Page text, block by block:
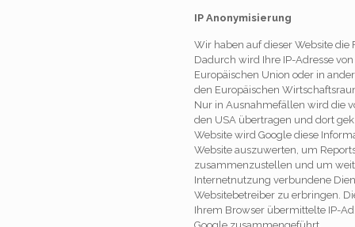
IP Anonymisierung
Wir haben auf dieser Website
Dadurch wird Ihre IP-Adresse
Europäischen Union oder in
den Europäischen
Nur in Ausnahmefällen wird die
den USA übertragen und dort
Website wird Google diese
Website auszuwerten, um
zusammenzustellen und um
Internetnutzung verbundene
Websitebetreiber zu erbringen.
Ihrem Browser übermittelte IP-